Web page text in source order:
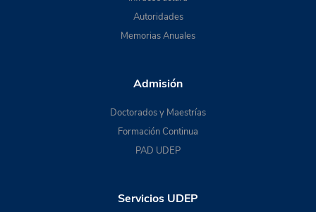
Autoridades
Memorias Anuales
Admisión
Doctorados y Maestrías
Formación Continua
PAD UDEP
Servicios UDEP